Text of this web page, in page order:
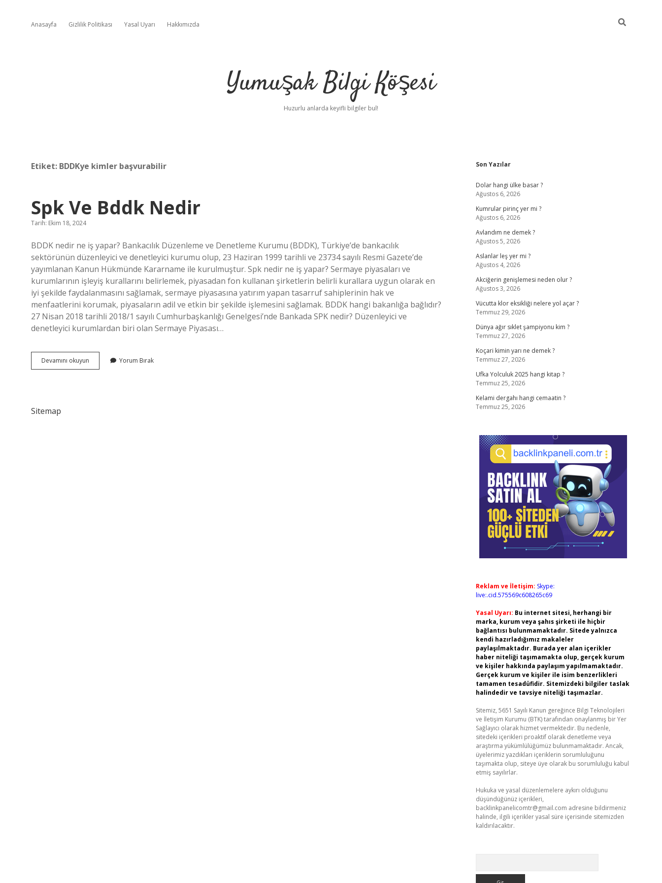
Anasayfa Gizlilik Politikası Yasal Uyarı Hakkımızda
Yumuşak Bilgi Köşesi
Huzurlu anlarda keyifli bilgiler bul!
Etiket: BDDKye kimler başvurabilir
Spk Ve Bddk Nedir
Tarih: Ekim 18, 2024
BDDK nedir ne iş yapar? Bankacılık Düzenleme ve Denetleme Kurumu (BDDK), Türkiye’de bankacılık
sektörünün düzenleyici ve denetleyici kurumu olup, 23 Haziran 1999 tarihli ve 23734 sayılı Resmi Gazete’de
yayımlanan Kanun Hükmünde Kararname ile kurulmuştur. Spk nedir ne iş yapar? Sermaye piyasaları ve
kurumlarının işleyiş kurallarını belirlemek, piyasadan fon kullanan şirketlerin belirli kurallara uygun olarak en
iyi şekilde faydalanmasını sağlamak, sermaye piyasasına yatırım yapan tasarruf sahiplerinin hak ve
menfaatlerini korumak, piyasaların adil ve etkin bir şekilde işlemesini sağlamak. BDDK hangi bakanlığa bağlıdır?
27 Nisan 2018 tarihli 2018/1 sayılı Cumhurbaşkanlığı Genelgesi’nde Bankada SPK nedir? Düzenleyici ve
denetleyici kurumlardan biri olan Sermaye Piyasası…
Devamını okuyun
Ve
Yorum Bırak
Sitemap
Sidebar
Son Yazılar
Dolar hangi ülke basar ?
Ağustos 6, 2026
Kumrular pirinç yer mi ?
Ağustos 6, 2026
Avlandım ne demek ?
Ağustos 5, 2026
Aslanlar leş yer mi ?
Ağustos 4, 2026
Akciğerin genişlemesi neden olur ?
Ağustos 3, 2026
Vücutta klor eksikliği nelere yol açar ?
Temmuz 29, 2026
Dünya ağır sıklet şampiyonu kim ?
Temmuz 27, 2026
Koçari kimin yarı ne demek ?
Temmuz 27, 2026
Ufka Yolculuk 2025 hangi kitap ?
Temmuz 25, 2026
Kelami dergahı hangi cemaatin ?
Temmuz 25, 2026
Reklam ve İletişim: Skype:
live:.cid.575569c608265c69
Yasal Uyarı: Bu internet sitesi, herhangi bir
marka, kurum veya şahıs şirketi ile hiçbir
bağlantısı bulunmamaktadır. Sitede yalnızca
kendi hazırladığımız makaleler
paylaşılmaktadır. Burada yer alan içerikler
haber niteliği taşımamakta olup, gerçek kurum
ve kişiler hakkında paylaşım yapılmamaktadır.
Gerçek kurum ve kişiler ile isim benzerlikleri
tamamen tesadüfidir. Sitemizdeki bilgiler taslak
halindedir ve tavsiye niteliği taşımazlar.
Sitemiz, 5651 Sayılı Kanun gereğince Bilgi Teknolojileri
ve İletişim Kurumu (BTK) tarafından onaylanmış bir Yer
Sağlayıcı olarak hizmet vermektedir. Bu nedenle,
sitedeki içerikleri proaktif olarak denetleme veya
araştırma yükümlülüğümüz bulunmamaktadır. Ancak,
üyelerimiz yazdıkları içeriklerin sorumluluğunu
taşımakta olup, siteye üye olarak bu sorumluluğu kabul
etmiş sayılırlar.
Hukuka ve yasal düzenlemelere aykırı olduğunu
düşündüğünüz içerikleri,
backlinkpanelicomtr@gmail.com adresine bildirmeniz
halinde, ilgili içerikler yasal süre içerisinde sitemizden
kaldırılacaktır.